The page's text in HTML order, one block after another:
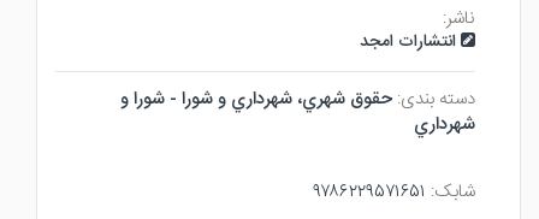
ناشر:
انتشارات امجد
دسته بندی: حقوق شهري، شهرداري و شورا - شورا و
شهرداري
شابک: ۹۷۸۶۲۲۹۵۷۱۶۵۱